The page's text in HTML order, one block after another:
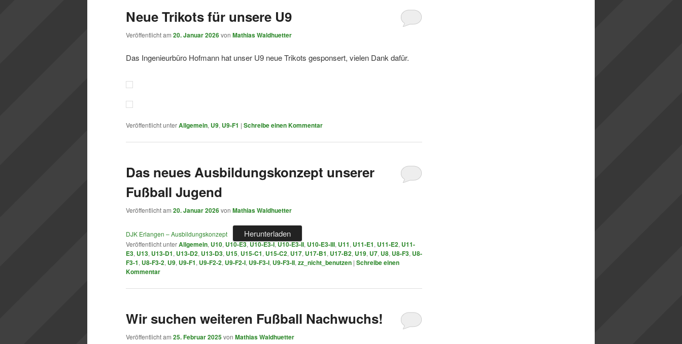
Neue Trikots für unsere U9
Veröffentlicht am 20. Januar 2026von Mathias Waldhuetter
Das Ingenieurbüro Hofmann hat unser U9 neue Trikots gesponsert, vielen Dank dafür.
Veröffentlicht unterAllgemein, U9, U9-F1 | Schreibe einen Kommentar
Das neues Ausbildungskonzept unserer
Fußball Jugend
Veröffentlicht am 20. Januar 2026von Mathias Waldhuetter
DJK Erlangen – Ausbildungskonzept Herunterladen
Veröffentlicht unterAllgemein, U10, U10-E3,U10-E3-I,U10-E3-II, U10-E3-III, U11, U11-E1, U11-E2, U11-
E3, U13, U13-D1, U13-D2, U13-D3, U15, U15-C1, U15-C2, U17, U17-B1, U17-B2, U19, U7, U8, U8-F3, U8-
F3-1, U8-F3-2, U9, U9-F1, U9-F2-2, U9-F2-I, U9-F3-I, U9-F3-II, zz_nicht_benutzen | Schreibe einen
Kommentar
Wir suchen weiteren Fußball Nachwuchs!
Veröffentlicht am 25. Februar 2025von Mathias Waldhuetter